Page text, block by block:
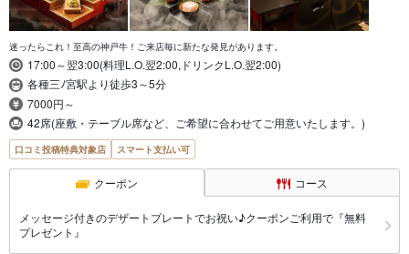
迷ったらこれ！至高の神戸牛！ご来店毎に新たな発見があります。
17:00～翌3:00(料理L.O.翌2:00,ドリンクL.O.翌2:00)
各種三ﾉ宮駅より徒歩3～5分
7000円～
42席(座敷・テーブル席など、ご希望に合わせてご用意いたします。)
口コミ投稿特典対象店 スマート支払い可
クーポン コース
メッセージ付きのデザートプレートでお祝い♪クーポンご利用で『無料
プレゼント』